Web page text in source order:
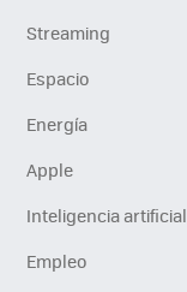
Streaming
Espacio
Energía
Apple
Inteligencia artificial
Empleo